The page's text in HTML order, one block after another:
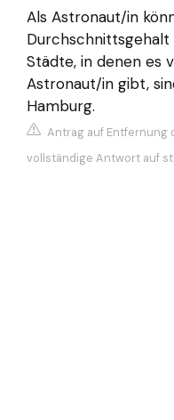
Als Astronaut/in
Städte, in denen es
Astronaut/in gibt,
Hamburg.
Antrag auf Entfernung
vollständige Antwort auf